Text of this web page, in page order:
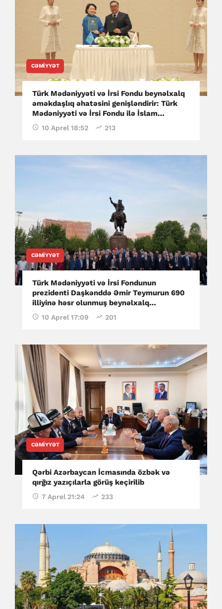
CƏMIYYƏT
Türk Mədəniyyəti və İrsi Fondu beynəlxalq
əməkdaşlıq əhatəsini genişləndirir: Türk
Mədəniyyəti və İrsi Fondu ilə İslam
Sivilizasiyası Mərkəzi arasında Anlaşma
Memorandumu imzalanıb
10 Aprel 18:52 213
CƏMIYYƏT
Türk Mədəniyyəti və İrsi Fondunun
prezidenti Daşkənddə Əmir Teymurun 690
illiyinə həsr olunmuş beynəlxalq
konfransda çıxış edib
10 Aprel 17:09 201
CƏMIYYƏT
Qərbi Azərbaycan İcmasında özbək və
qırğız yazıçılarla görüş keçirilib
7 Aprel 21:24 233